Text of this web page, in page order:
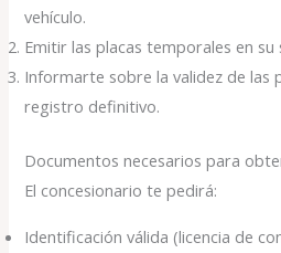
vehículo.
Emitir las placas temporales en
Informarte sobre la validez de las
registro definitivo.
Documentos necesarios para
El concesionario te pedirá:
Identificación válida (licencia de